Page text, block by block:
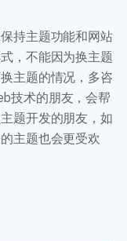
持主题功能和网站
，不能因为换主题
主题的情况，多咨
技术的朋友，会帮
题开发的朋友，如
主题也会更受欢